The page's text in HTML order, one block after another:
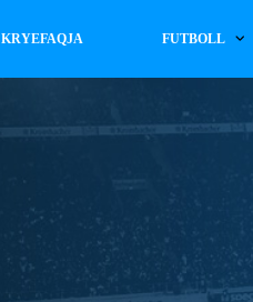
KRYEFAQJA FUTBOLL